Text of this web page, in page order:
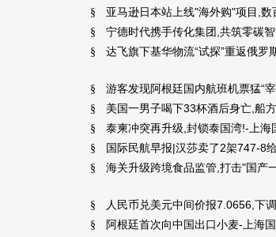
§ 亚马逊日本站上线"海外购"项目,
§ 宁德时代携手传化集团,共筑零碳
§ 达飞旗下基华物流“试探”重返俄罗
§ 游客发现阿根廷国内航班机票猛“
§ 美国一男子喝下33杯酒后身亡,船
§ 泰柬冲突再升级,封锁泰国湾!-上海
§ 国际民航早报|汉莎卖了2架747-8
§ 海关升级跨境食品监管,打击"国产
§ 人民币兑美元中间价报7.0656,下
§ 阿根廷首次向中国出口小麦-上海